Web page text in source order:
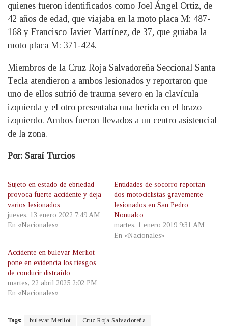
quienes fueron identificados como Joel Ángel Ortiz, de
42 años de edad, que viajaba en la moto placa M: 487-
168 y Francisco Javier Martínez, de 37, que guiaba la
moto placa M: 371-424.
Miembros de la Cruz Roja Salvadoreña Seccional Santa
Tecla atendieron a ambos lesionados y reportaron que
uno de ellos sufrió de trauma severo en la clavícula
izquierda y el otro presentaba una herida en el brazo
izquierdo. Ambos fueron llevados a un centro asistencial
de la zona.
Por: Saraí Turcios
Sujeto en estado de ebriedad
provoca fuerte accidente y deja
varios lesionados
jueves, 13 enero 2022 7:49 AM
En «Nacionales»
Entidades de socorro reportan
dos motociclistas gravemente
lesionados en San Pedro
Nonualco
martes, 1 enero 2019 9:31 AM
En «Nacionales»
Accidente en bulevar Merliot
pone en evidencia los riesgos
de conducir distraído
martes, 22 abril 2025 2:02 PM
En «Nacionales»
Tags: bulevar Merliot Cruz Roja Salvadoreña